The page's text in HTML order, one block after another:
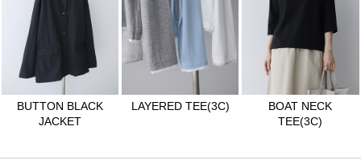
BUTTON BLACK
JACKET
LAYERED TEE(3C)
BOAT NECK
TEE(3C)